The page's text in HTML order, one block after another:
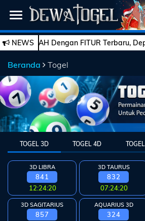
SELAMAT DATANG
Beranda
Daftar
Togel
Live
Casino
Slot
Games
Esports PROMO
Bola
NEWS
MUDAH Dengan FITUR Terbaru,
Beranda Togel
TOGEL 3D TOGEL 4D
3D LIBRA
841
12:24:20
3D TAURUS
832
07:24:20
3D SAGITARIUS
857
AQUARIUS 3D
324